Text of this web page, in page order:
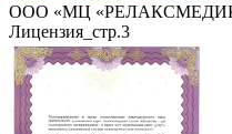
ООО «МЦ
Лицензия_стр.3